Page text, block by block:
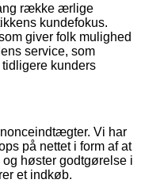
række ærlige
kundefokus.
giver folk mulighed
service, som
kunders
Vi har
på nettet i form af at
høster godtgørelse i
et indkøb.